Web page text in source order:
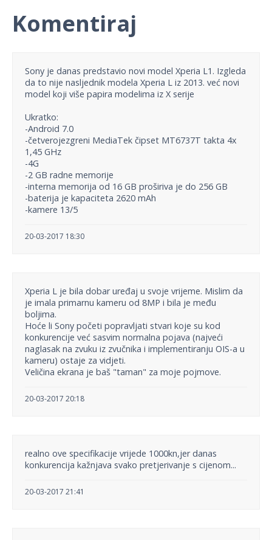
Komentiraj
Sony je danas predstavio novi model Xperia L1. Izgleda
da to nije nasljednik modela Xperia L iz 2013. već novi
model koji više papira modelima iz X serije
Ukratko:
-Android 7.0
-četverojezgreni MediaTek čipset MT6737T takta 4x
1,45 GHz
-4G
-2 GB radne memorije
-interna memorija od 16 GB proširiva je do 256 GB
-baterija je kapaciteta 2620 mAh
-kamere 13/5
20-03-2017 18:30
Xperia L je bila dobar uređaj u svoje vrijeme. Mislim da
je imala primarnu kameru od 8MP i bila je među
boljima.
Hoće li Sony početi popravljati stvari koje su kod
konkurencije već sasvim normalna pojava (najveći
naglasak na zvuku iz zvučnika i implementiranju OIS-a u
kameru) ostaje za vidjeti.
Veličina ekrana je baš "taman" za moje pojmove.
20-03-2017 20:18
realno ove specifikacije vrijede 1000kn,jer danas
konkurencija kažnjava svako pretjerivanje s cijenom...
20-03-2017 21:41